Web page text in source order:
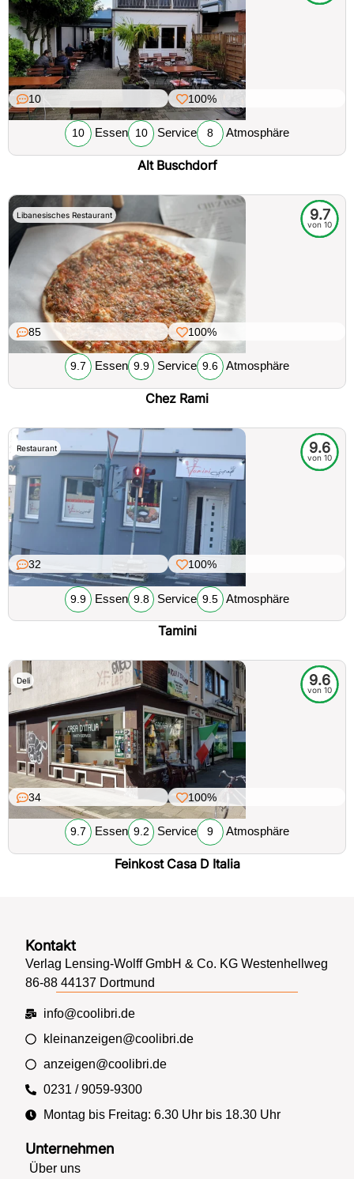
10 100%
10 Essen 10 Service 8 Atmosphäre
Alt Buschdorf
Libanesisches Restaurant 9.7
von 10
85 100%
9.7 Essen 9.9 Service 9.6 Atmosphäre
Chez Rami
Restaurant 9.6
von 10
32 100%
9.9 Essen 9.8 Service 9.5 Atmosphäre
Tamini
Deli 9.6
von 10
34 100%
9.7 Essen 9.2 Service 9 Atmosphäre
Feinkost Casa D Italia
Unternehmen
Über uns
Kontakt
Verlag Lensing-Wolff GmbH & Co. KG Westenhellweg
86-88 44137 Dortmund
info@coolibri.de
kleinanzeigen@coolibri.de
anzeigen@coolibri.de
0231 / 9059-9300
Montag bis Freitag: 6.30 Uhr bis 18.30 Uhr